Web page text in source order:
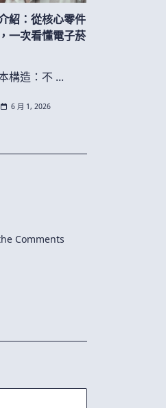
紹：從核心零件
一次看懂電子菸
構造：不 ...
6 月 1, 2026
Comments